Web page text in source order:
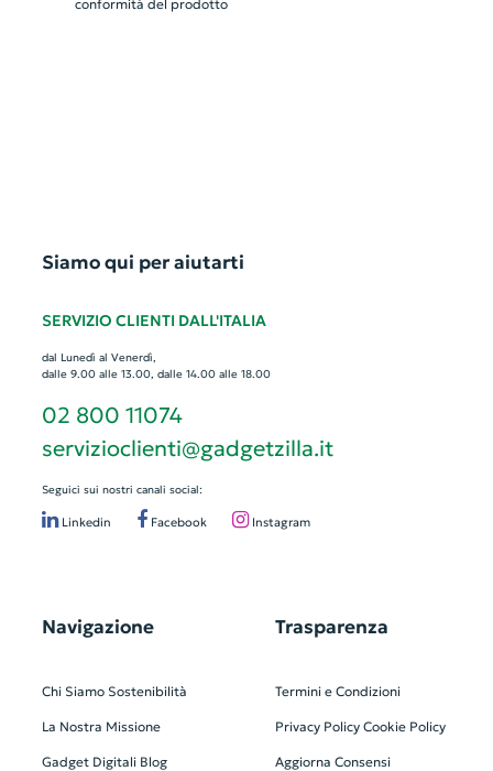
conformità del prodotto
Siamo qui per aiutarti
SERVIZIO CLIENTI DALL'ITALIA
dal Lunedì al Venerdì,
dalle 9.00 alle 13.00, dalle 14.00 alle 18.00
02 800 11074
servizioclienti@gadgetzilla.it
Seguici sui nostri canali social:
Linkedin Facebook Instagram
Navigazione
Chi Siamo Sostenibilità
La Nostra Missione
Gadget Digitali Blog
Trasparenza
Termini e Condizioni
Privacy Policy Cookie Policy
Aggiorna Consensi